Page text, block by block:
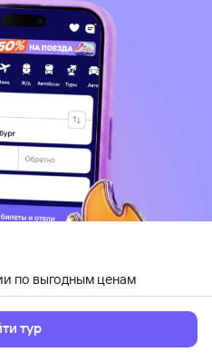
по выгодным ценам
тур